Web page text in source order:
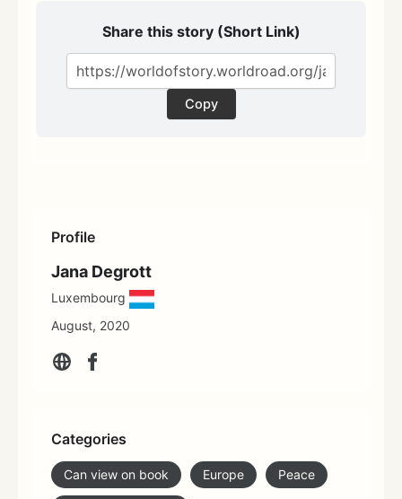
Profile
Jana Degrott
Luxembourg
August, 2020
Categories
Can view on book Europe Peace
Share this story (Short Link)
Copy